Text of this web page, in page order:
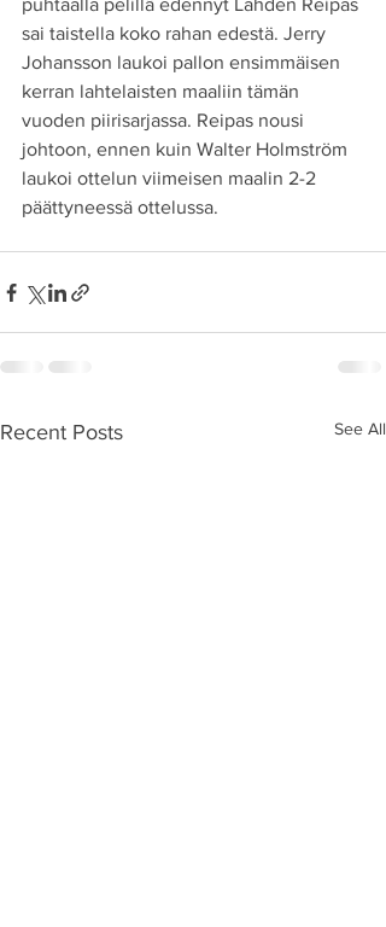
puhtaalla pelillä edennyt Lahden Reipas
sai taistella koko rahan edestä. Jerry
Johansson laukoi pallon ensimmäisen
kerran lahtelaisten maaliin tämän
vuoden piirisarjassa. Reipas nousi
johtoon, ennen kuin Walter Holmström
laukoi ottelun viimeisen maalin 2-2
päättyneessä ottelussa.
Recent Posts See All